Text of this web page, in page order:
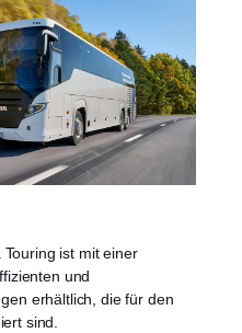
ist mit einer
und
erhältlich, die für den
sind.